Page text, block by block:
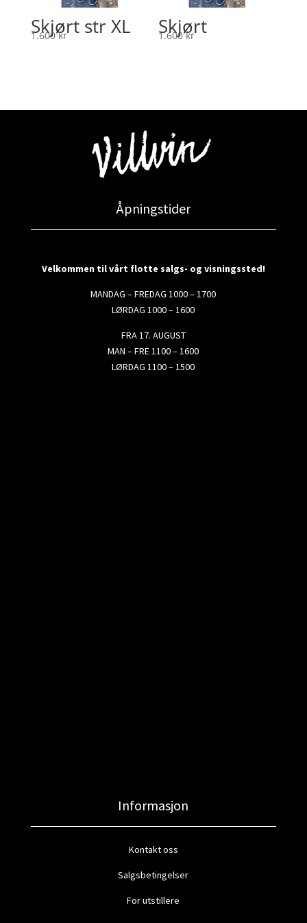
Skjørt str XL
1.600kr Skjørt
1.600kr
Åpningstider
Velkommen til vårt flotte salgs- og visningssted!
MANDAG – FREDAG 1000 – 1700
LØRDAG 1000 – 1600
FRA 17. AUGUST
MAN – FRE 1100 – 1600
LØRDAG 1100 – 1500
Informasjon
Kontakt oss
Salgsbetingelser
For utstillere